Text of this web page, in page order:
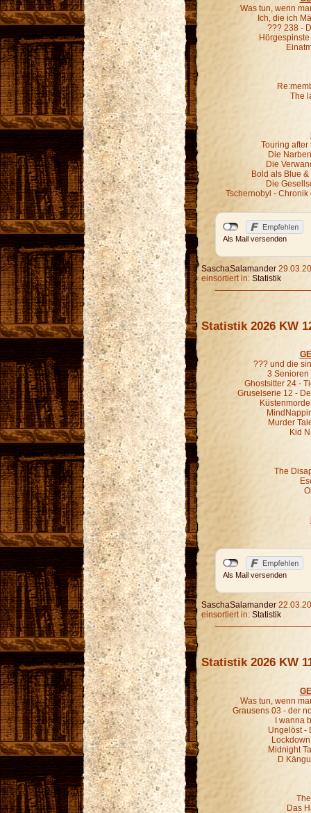
Was tun, wenn
Ich, die ich
??? 238 -
The
Touring after
Die
Die
Bold als Blue
Die
Tschernobyl -
Als Mail versenden
SaschaSalamander
einsortiert in: Statistik
Statistik 2026 KW
??? und die
3 Senioren
Ghostsitter 24 -
Gruselserie 12 -
Murder
Kid
The
Als Mail versenden
SaschaSalamander
einsortiert in: Statistik
Statistik 2026 KW
Was tun, wenn
Grausens 03 - der
I wanna
Ungelöst -
Midnight
D
Das